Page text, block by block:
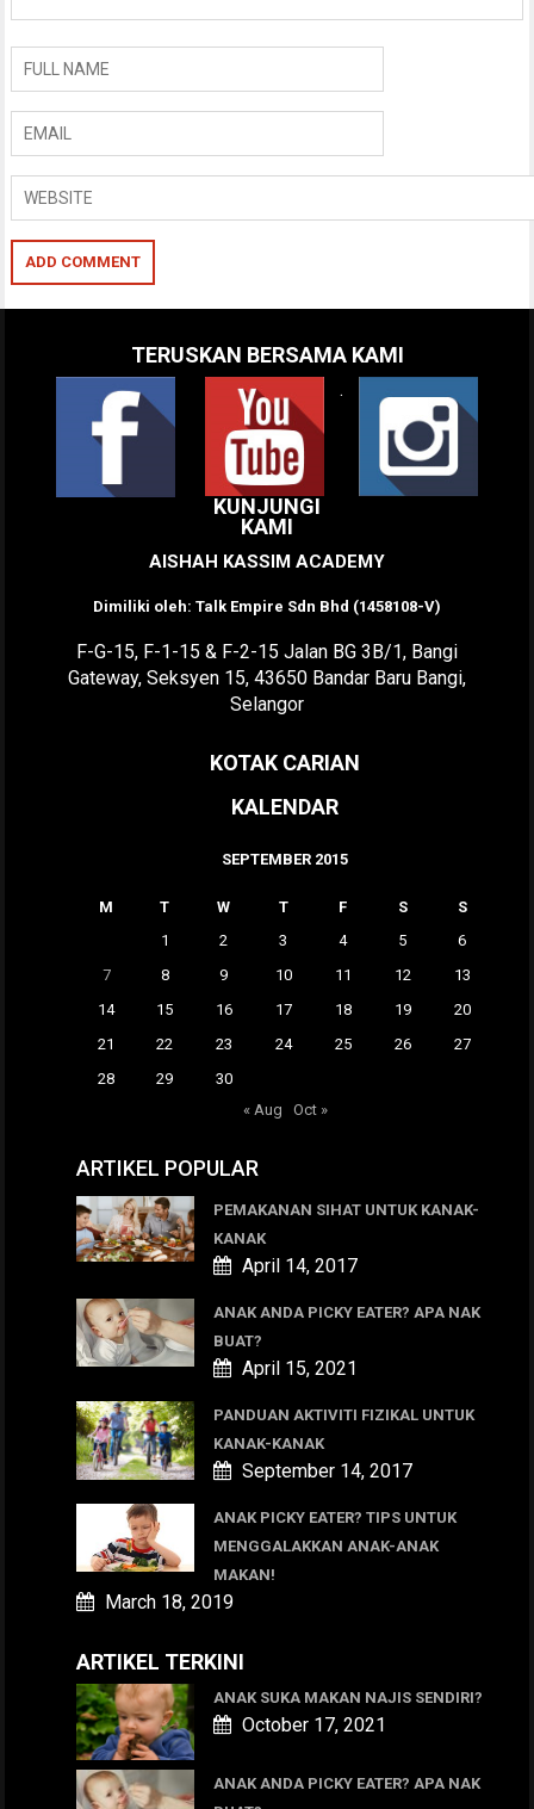
TERUSKAN BERSAMA KAMI
.
KUNJUNGI
KAMI
AISHAH KASSIM ACADEMY
Dimiliki oleh: Talk Empire Sdn Bhd (1458108-V)
F-G-15, F-1-15 & F-2-15 Jalan BG 3B/1, Bangi
Gateway, Seksyen 15, 43650 Bandar Baru Bangi,
Selangor
KOTAK CARIAN
KALENDAR
SEPTEMBER 2015
M T W T F S
S
1
2 3 4 5
6
7
8 9 10 11 12
13
14
15 16 17 18 19
20
21
22 23 24 25 26
27
28
29
30
« Aug
Oct »
ARTIKEL POPULAR
PEMAKANAN SIHAT UNTUK KANAK-
KANAK
April 14, 2017
ANAK ANDA PICKY EATER? APA NAK
BUAT?
April 15, 2021
PANDUAN AKTIVITI FIZIKAL UNTUK
KANAK-KANAK
September 14, 2017
ANAK PICKY EATER? TIPS UNTUK
MENGGALAKKAN ANAK-ANAK
MAKAN!
March 18, 2019
ARTIKEL TERKINI
ANAK SUKA MAKAN NAJIS SENDIRI?
October 17, 2021
ANAK ANDA PICKY EATER? APA NAK